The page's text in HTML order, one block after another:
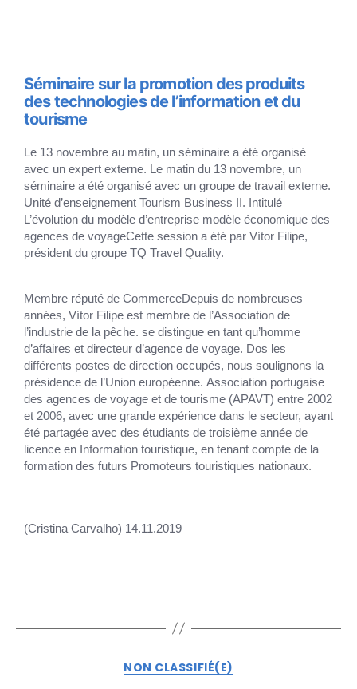
Séminaire sur la promotion des produits
des technologies de l’information et du
tourisme
Le 13 novembre au matin, un séminaire a été organisé
avec un expert externe. Le matin du 13 novembre, un
séminaire a été organisé avec un groupe de travail externe.
Unité d’enseignement Tourism Business II. Intitulé
L’évolution du modèle d’entreprise modèle économique des
agences de voyageCette session a été par Vítor Filipe,
président du groupe TQ Travel Quality.
Membre réputé de CommerceDepuis de nombreuses
années, Vítor Filipe est membre de l’Association de
l’industrie de la pêche. se distingue en tant qu’homme
d’affaires et directeur d’agence de voyage. Dos les
différents postes de direction occupés, nous soulignons la
présidence de l’Union européenne. Association portugaise
des agences de voyage et de tourisme (APAVT) entre 2002
et 2006, avec une grande expérience dans le secteur, ayant
été partagée avec des étudiants de troisième année de
licence en Information touristique, en tenant compte de la
formation des futurs Promoteurs touristiques nationaux.
(Cristina Carvalho) 14.11.2019
NON CLASSIFIÉ(E)